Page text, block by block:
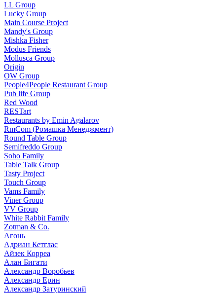
LL Group
Lucky Group
Main Course Project
Mandy's Group
Mishka Fisher
Modus Friends
Mollusca Group
Origin
OW Group
People4People Restaurant Group
Pub life Group
Red Wood
RESTart
Restaurants by Emin Agalarov
RmCom (Ромашка Менеджмент)
Round Table Group
Semifreddo Group
Soho Family
Table Talk Group
Tasty Project
Touch Group
Vams Family
Viner Group
VV Group
White Rabbit Family
Zotman & Co.
Агонь
Адриан Кетглас
Айзек Корреа
Алан Бигати
Александр Воробьев
Александр Ерин
Александр Затуринский